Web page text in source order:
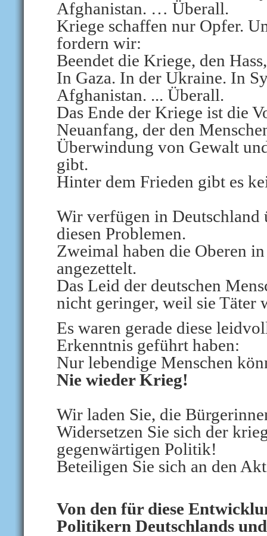
Afghanistan. … Überall.
Kriege schaffen nur Opfer.
fordern wir:
Beendet die Kriege, den
In Gaza. In der Ukraine. In
Afghanistan. ... Überall.
Das Ende der Kriege ist die
Neuanfang, der den
Überwindung von Gewalt
gibt.
Hinter dem Frieden gibt es
Wir verfügen in
diesen Problemen.
Zweimal haben die Oberen
angezettelt.
Das Leid der deutschen
nicht geringer, weil sie Täter
Es waren gerade diese
Erkenntnis geführt haben:
Nur lebendige Menschen
Nie wieder Krieg!
Wir laden Sie, die
Widersetzen Sie sich der
gegenwärtigen Politik!
Beteiligen Sie sich an den
Von den für diese
Politikern Deutschlands